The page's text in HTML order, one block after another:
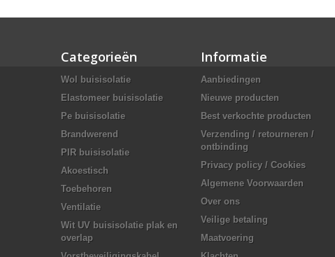
Categorieën
Wol buisisolatie
Elastomeer buisisolatie
Pe buisisolatie
Brandwerend
PIR buisisolatie
Akoestisch
Toebehoren
Ventilatie
Wit UV buisisolatie plak en
overlap
Informatie
Aanbiedingen
Nieuwe producten
Best verkochte producten
Verzending / retourneren /
ontbinding
Privacy policy / Cookies
Algemene Voorwaarden
Over ons
Veilige betaling
Maatvoering